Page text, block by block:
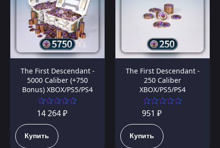
The First Descendant -
5000 Caliber (+750
Bonus) XBOX/PS5/PS4
14 264 ₽
Купить
The First Descendant -
250 Caliber
XBOX/PS5/PS4
951 ₽
Купить